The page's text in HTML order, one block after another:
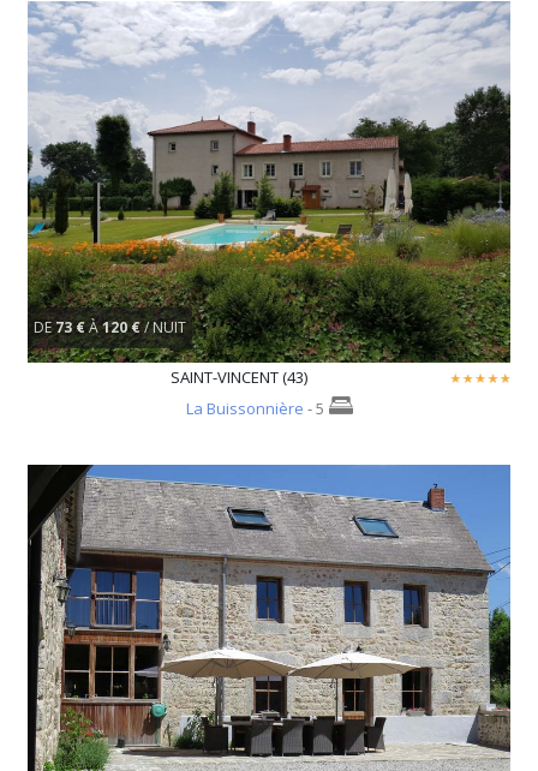
DE73 €À120 €/ NUIT
SAINT-VINCENT (43)
La Buissonnière - 5